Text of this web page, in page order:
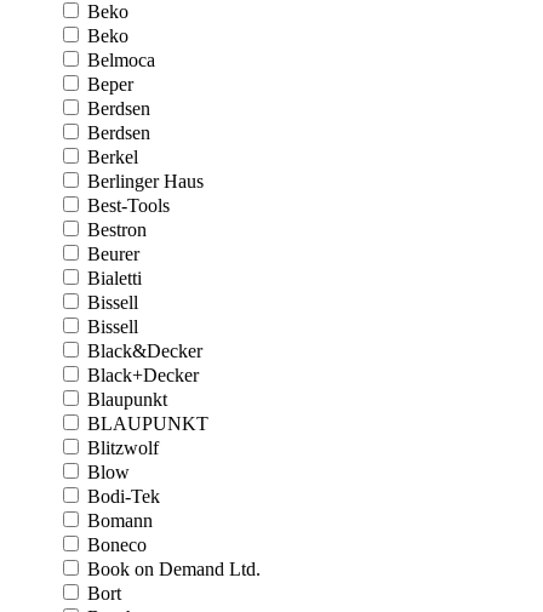
Beko
Beko
Belmoca
Beper
Berdsen
Berdsen
Berkel
Berlinger Haus
Best-Tools
Bestron
Beurer
Bialetti
Bissell
Bissell
Black&Decker
Black+Decker
Blaupunkt
BLAUPUNKT
Blitzwolf
Blow
Bodi-Tek
Bomann
Boneco
Book on Demand Ltd.
Bort